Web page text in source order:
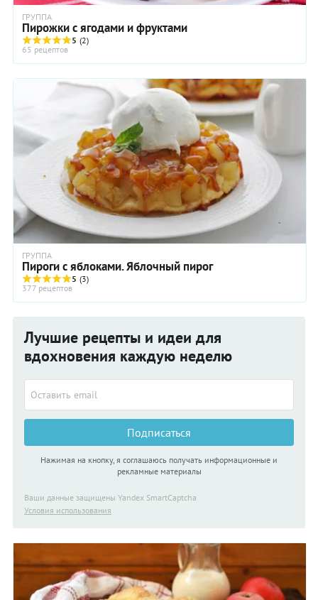
ГРУППА
Пирожки с ягодами и фруктами
5 (2)
65 рецептов
ГРУППА
Пироги с яблоками. Яблочный пирог
5 (3)
377 рецептов
Лучшие рецепты и идеи для
вдохновения каждую неделю
Подписаться
Нажимая на кнопку, я соглашаюсь получать информационные и
рекламные материалы
Ваши данные защищены Yandex SmartCaptcha
Условия использования